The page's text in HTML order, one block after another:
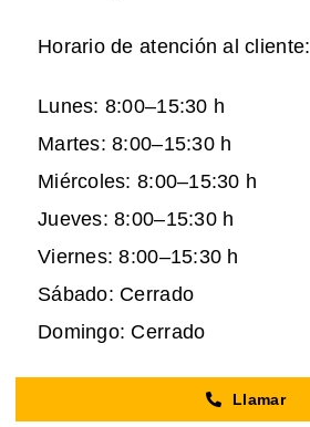
Horario de atención al cliente:
Lunes: 8:00–15:30 h
Martes: 8:00–15:30 h
Miércoles: 8:00–15:30 h
Jueves: 8:00–15:30 h
Viernes: 8:00–15:30 h
Sábado: Cerrado
Domingo: Cerrado
Llamar